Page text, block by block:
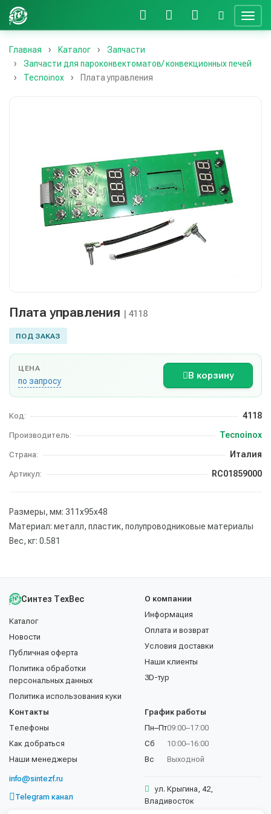
Главная Каталог
Запчасти
Запчасти для пароконвектоматов/ конвекционных печей
Tecnoinox
Плата управления
Плата управления | 4118
ПОД ЗАКАЗ
ЦЕНА
по запросу
В корзину
Код: 4118
Производитель: Tecnoinox
Страна: Италия
Артикул: RC01859000
Размеры, мм: 311х95х48
Материал: металл, пластик, полупроводниковые материалы
Вес, кг: 0.581
Синтез ТехВес
Каталог
Новости
Публичная оферта
Политика обработки
персональных данных
Политика использования куки
О компании
Информация
Оплата и возврат
Условия доставки
Наши клиенты
3D-тур
Контакты
Телефоны
Как добраться
Наши менеджеры
info@sintezf.ru
Telegram канал
График работы
Пн–Пт
Сб
Вс
09:00–17:00
10:00–16:00
Выходной
ул. Крыгина, 42,
Владивосток